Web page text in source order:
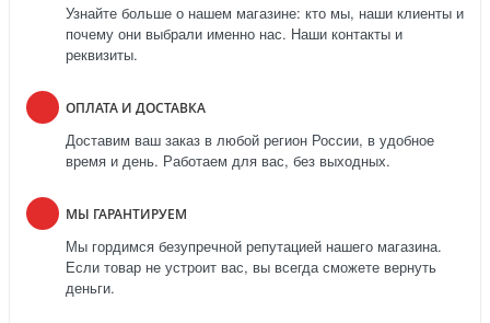
Узнайте больше о нашем магазине: кто мы, наши клиенты и
почему они выбрали именно нас. Наши контакты и
реквизиты.
ОПЛАТА И ДОСТАВКА
Доставим ваш заказ в любой регион России, в удобное
время и день. Работаем для вас, без выходных.
МЫ ГАРАНТИРУЕМ
Мы гордимся безупречной репутацией нашего магазина.
Если товар не устроит вас, вы всегда сможете вернуть
деньги.